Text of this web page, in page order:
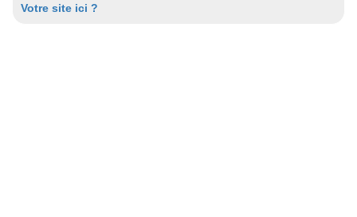
Votre site ici ?